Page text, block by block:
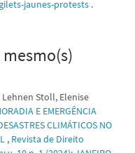
jaunes-protests .
Stoll, Elenise
E EMERGÊNCIA
CLIMÁTICOS NO
, Revista de Direito